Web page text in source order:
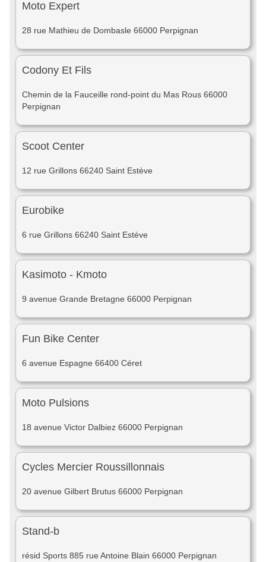
Moto Expert
28 rue Mathieu de Dombasle 66000 Perpignan
Codony Et Fils
Chemin de la Fauceille rond-point du Mas Rous 66000
Perpignan
Scoot Center
12 rue Grillons 66240 Saint Estève
Eurobike
6 rue Grillons 66240 Saint Estève
Kasimoto - Kmoto
9 avenue Grande Bretagne 66000 Perpignan
Fun Bike Center
6 avenue Espagne 66400 Céret
Moto Pulsions
18 avenue Victor Dalbiez 66000 Perpignan
Cycles Mercier Roussillonnais
20 avenue Gilbert Brutus 66000 Perpignan
Stand-b
résid Sports 885 rue Antoine Blain 66000 Perpignan